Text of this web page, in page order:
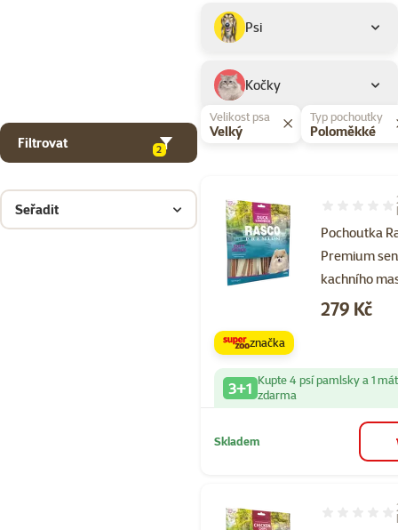
Podkategorie
Psi
Kočky
Filtrovat 2
Velikost psa
Velký
Typ pochoutky
Poloměkké
Seřadit
Pochoutka
Premium
kachního
Hodnocení
Cena
279 Kč
značka
3+1 Kupte 4 psí pamlsky a 1
zdarma
Skladem
Hodnocení